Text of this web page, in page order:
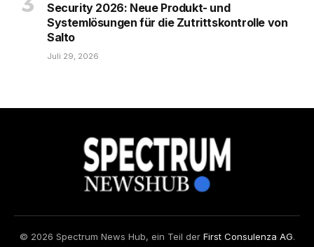
Security 2026: Neue Produkt- und
Systemlösungen für die Zutrittskontrolle von
Salto
Juli 29, 2026
© 2026 Spectrum News Hub, ein Teil der First Consulenza AG.